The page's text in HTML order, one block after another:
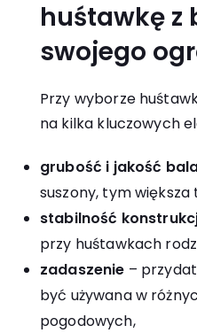
huśtawkę z
swojego
Przy wyborze
na kilka kluczowych
grubość i jakość
suszony, tym większa
stabilność
przy huśtawkach
zadaszenie –
być używana w
pogodowych,